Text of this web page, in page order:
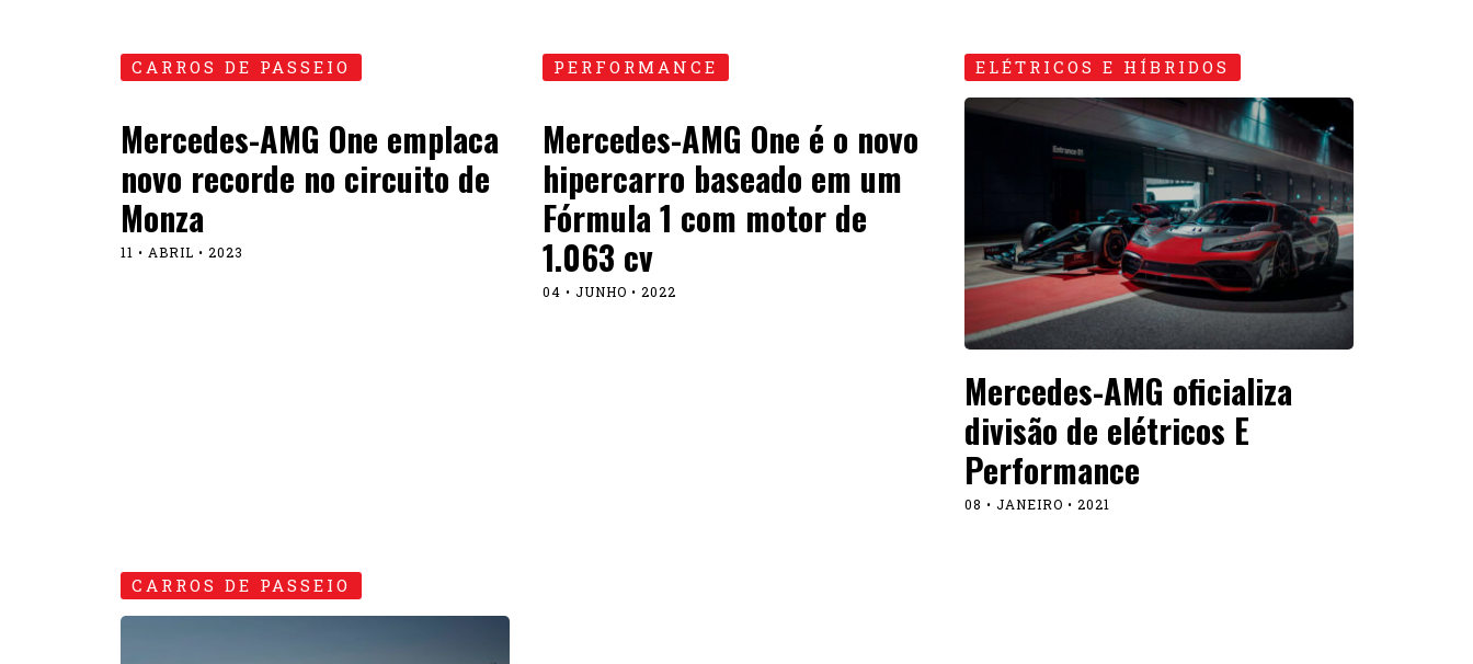
CARROS DE PASSEIO
Mercedes-AMG One emplaca
novo recorde no circuito de
Monza
11 • ABRIL • 2023
PERFORMANCE
Mercedes-AMG One é o novo
hipercarro baseado em um
Fórmula 1 com motor de
1.063 cv
04 • JUNHO • 2022
ELÉTRICOS E HÍBRIDOS
Mercedes-AMG oficializa
divisão de elétricos E
Performance
08 • JANEIRO • 2021
CARROS DE PASSEIO